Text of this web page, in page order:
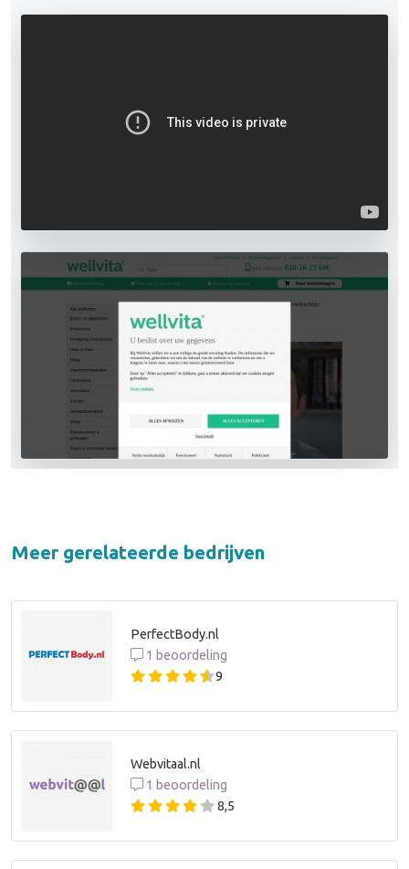
Meer gerelateerde bedrijven
PerfectBody.nl
1 beoordeling
9
Webvitaal.nl
1 beoordeling
8,5